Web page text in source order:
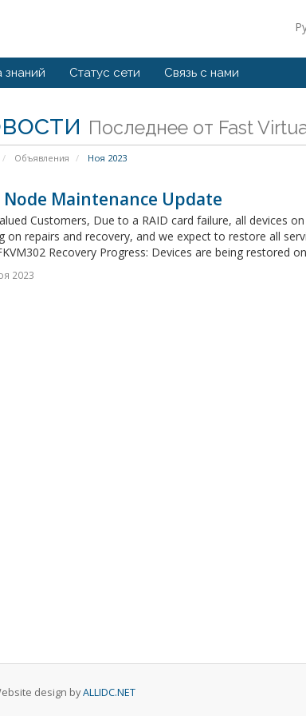
знаний Статус сети Связь с нами
Последнее от Fast
Объявления Ноя 2023
Node Maintenance Update
Customers, Due to a RAID card failure, all devices
on repairs and recovery, and we expect to restore all
Recovery Progress: Devices are being restored
2023
design byALLIDC.NET